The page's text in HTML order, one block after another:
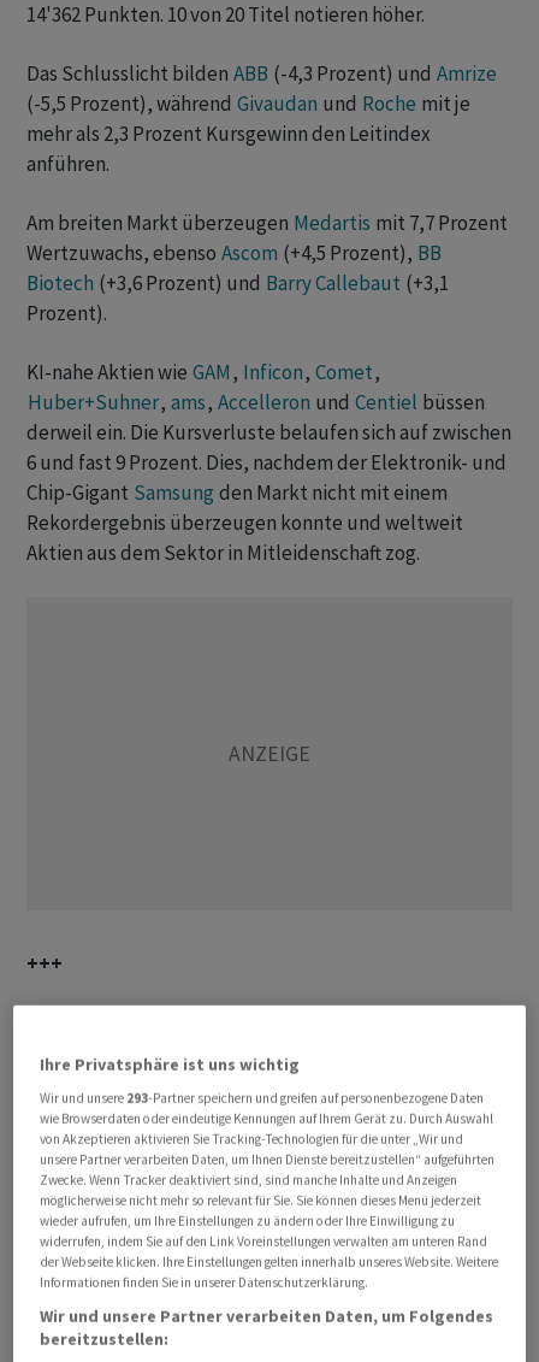
14'362 Punkten. 10 von 20 Titel notieren höher.
Das Schlusslicht bilden ABB (-4,3 Prozent) und Amrize
(-5,5 Prozent), während Givaudan und Roche mit je
mehr als 2,3 Prozent Kursgewinn den Leitindex
anführen.
Am breiten Markt überzeugen Medartis mit 7,7 Prozent
Wertzuwachs, ebenso Ascom (+4,5 Prozent), BB
Biotech (+3,6 Prozent) und Barry Callebaut (+3,1
Prozent).
KI-nahe Aktien wie GAM, Inficon, Comet,
Huber+Suhner, ams, Accelleron und Centiel büssen
derweil ein. Die Kursverluste belaufen sich auf zwischen
6 und fast 9 Prozent. Dies, nachdem der Elektronik- und
Chip-Gigant Samsung den Markt nicht mit einem
Rekordergebnis überzeugen konnte und weltweit
Aktien aus dem Sektor in Mitleidenschaft zog.
+++
+++
17:00
Trotz der Aufnahme in den Nasdaq100 und positiver
Analystenkommentare rutschen Aktien von SpaceXab.
Die Titel des Raumfahrtkonzerns des Milliardärs Elon
Musk geben bis zu sechs ‌Prozent nach. ⁠Seit ihrem
Börsendebüt vor rund drei Wochen haben die Papiere
mehr als acht Prozent an Wert verloren.
Ihre Privatsphäre ist uns wichtig
Wir und unsere 293-Partner speichern und greifen auf personenbezogene Daten
wie Browserdaten oder eindeutige Kennungen auf Ihrem Gerät zu. Durch Auswahl
von Akzeptieren aktivieren Sie Tracking-Technologien für die unter „Wir und
unsere Partner verarbeiten Daten, um Ihnen Dienste bereitzustellen“ aufgeführten
Zwecke. Wenn Tracker deaktiviert sind, sind manche Inhalte und Anzeigen
möglicherweise nicht mehr so relevant für Sie. Sie können dieses Menü jederzeit
wieder aufrufen, um Ihre Einstellungen zu ändern oder Ihre Einwilligung zu
widerrufen, indem Sie auf den Link Voreinstellungen verwalten am unteren Rand
der Webseite klicken. Ihre Einstellungen gelten innerhalb unseres Website. Weitere
Informationen finden Sie in unserer Datenschutzerklärung.
Wir und unsere Partner verarbeiten Daten, um Folgendes
bereitzustellen: